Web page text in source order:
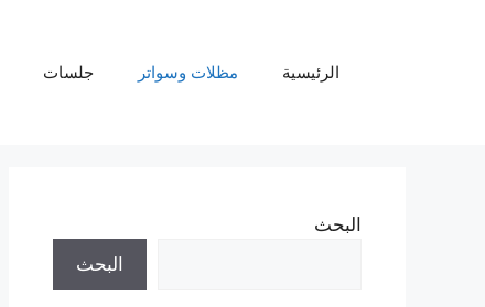
الرئيسية مظلات وسواتر جلسات
البحث
البحث